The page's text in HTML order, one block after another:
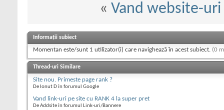
« Vand website-uri
Informații subiect
Momentan este/sunt 1 utilizator(i) care navighează în acest subiect. (0
Thread-uri Similare
Site nou. Primeste page rank ?
De Ionut D în forumul Google
Vand link-uri pe site cu RANK 4 la super pret
De Addsite în forumul Link-uri/Bannere